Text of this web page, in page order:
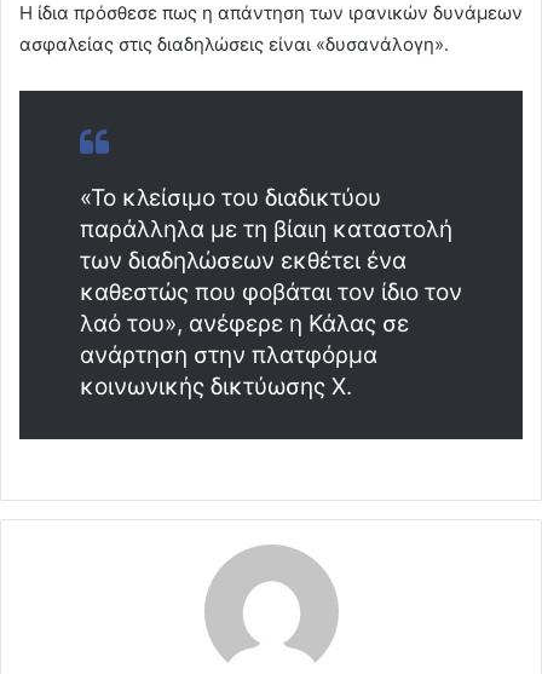
Η ίδια πρόσθεσε πως η απάντηση των ιρανικών δυνάμεων
ασφαλείας στις διαδηλώσεις είναι «δυσανάλογη».
«Το κλείσιμο του διαδικτύου
παράλληλα με τη βίαιη καταστολή
των διαδηλώσεων εκθέτει ένα
καθεστώς που φοβάται τον ίδιο τον
λαό του», ανέφερε η Κάλας σε
ανάρτηση στην πλατφόρμα
κοινωνικής δικτύωσης X.